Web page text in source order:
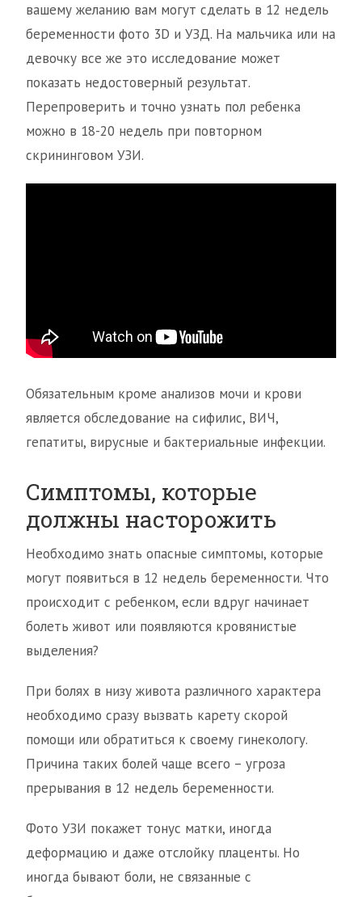
вашему желанию вам могут сделать в 12 недель
беременности фото 3D и УЗД. На мальчика или на
девочку все же это исследование может
показать недостоверный результат.
Перепроверить и точно узнать пол ребенка
можно в 18-20 недель при повторном
скрининговом УЗИ.
Обязательным кроме анализов мочи и крови
является обследование на сифилис, ВИЧ,
гепатиты, вирусные и бактериальные инфекции.
Симптомы, которые
должны насторожить
Необходимо знать опасные симптомы, которые
могут появиться в 12 недель беременности. Что
происходит с ребенком, если вдруг начинает
болеть живот или появляются кровянистые
выделения?
При болях в низу живота различного характера
необходимо сразу вызвать карету скорой
помощи или обратиться к своему гинекологу.
Причина таких болей чаще всего – угроза
прерывания в 12 недель беременности.
Фото УЗИ покажет тонус матки, иногда
деформацию и даже отслойку плаценты. Но
иногда бывают боли, не связанные с